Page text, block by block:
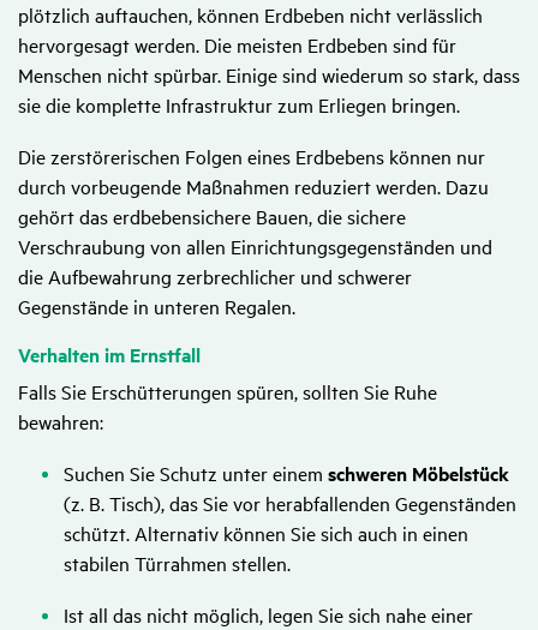
plötzlich auftauchen, können Erdbeben nicht verlässlich
hervorgesagt werden. Die meisten Erdbeben sind für
Menschen nicht spürbar. Einige sind wiederum so stark, dass
sie die komplette Infrastruktur zum Erliegen bringen.
Die zerstörerischen Folgen eines Erdbebens können nur
durch vorbeugende Maßnahmen reduziert werden. Dazu
gehört das erdbebensichere Bauen, die sichere
Verschraubung von allen Einrichtungsgegenständen und
die Aufbewahrung zerbrechlicher und schwerer
Gegenstände in unteren Regalen.
Verhalten im Ernst­fall
Falls Sie Erschütterungen spüren, sollten Sie Ruhe
bewahren:
Suchen Sie Schutz unter einem schweren Möbelstück
(z. B. Tisch), das Sie vor herabfallenden Gegenständen
schützt. Alternativ können Sie sich auch in einen
stabilen Türrahmen stellen.
Ist all das nicht möglich, legen Sie sich nahe einer